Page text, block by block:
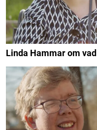
Linda Hammar om